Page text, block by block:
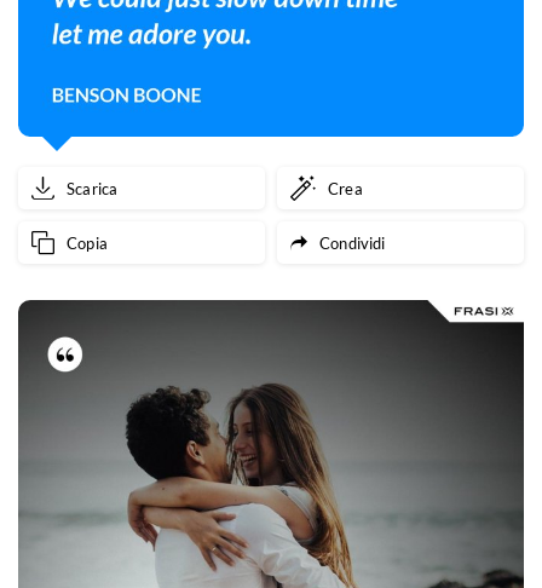
Scarica Crea
Copia Condividi